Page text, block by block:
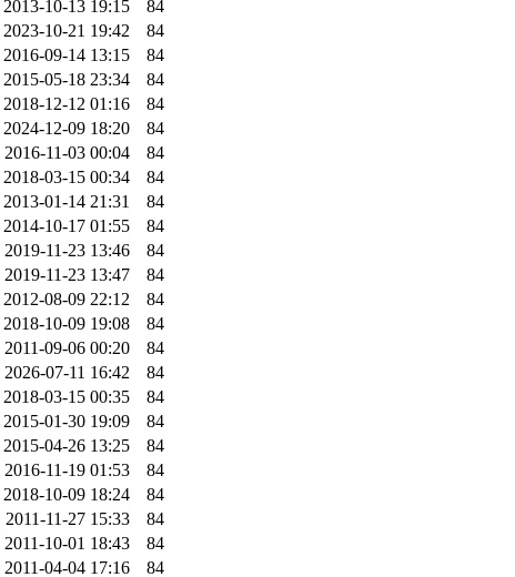
2013-10-13 19:15
84
2023-10-21 19:42
84
2016-09-14 13:15
84
2015-05-18 23:34
84
2018-12-12 01:16
84
2024-12-09 18:20
84
2016-11-03 00:04
84
2018-03-15 00:34
84
2013-01-14 21:31
84
2014-10-17 01:55
84
2019-11-23 13:46
84
2019-11-23 13:47
84
2012-08-09 22:12
84
2018-10-09 19:08
84
2011-09-06 00:20
84
2026-07-11 16:42
84
2018-03-15 00:35
84
2015-01-30 19:09
84
2015-04-26 13:25
84
2016-11-19 01:53
84
2018-10-09 18:24
84
2011-11-27 15:33
84
2011-10-01 18:43
84
2011-04-04 17:16 84